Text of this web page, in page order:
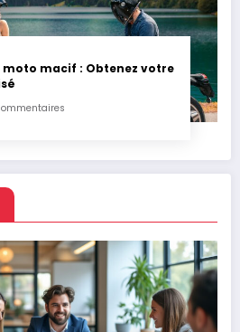
moto macif : Obtenez votre